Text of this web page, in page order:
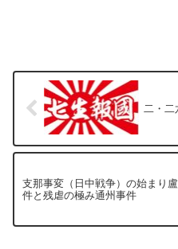
二・二
支那事変（日中戦争）の始まり
件と残虐の極み通州事件